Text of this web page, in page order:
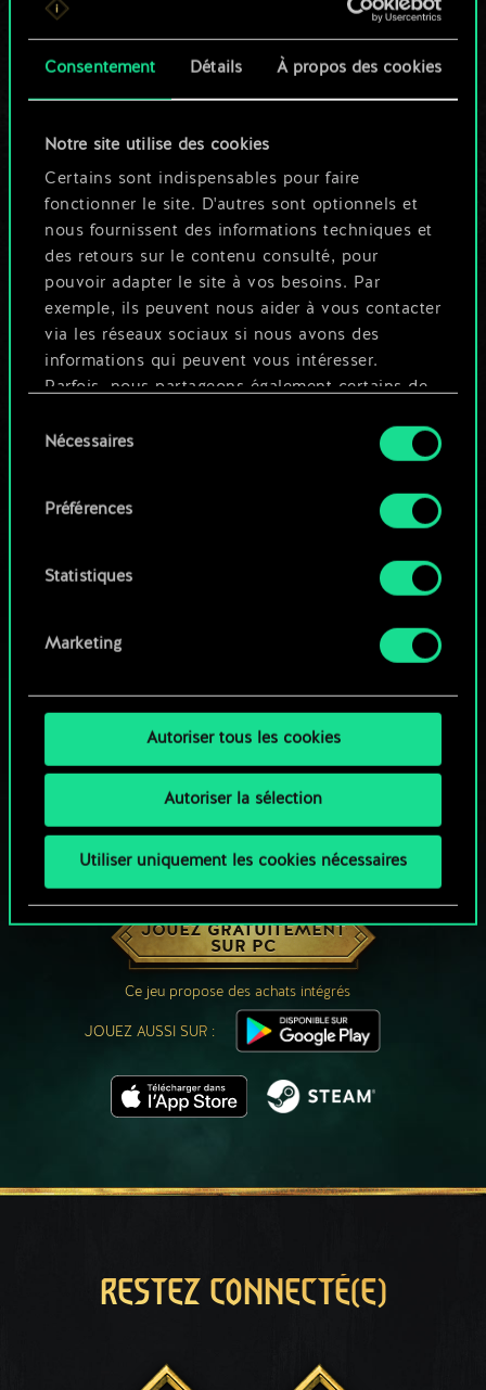
Consentement Détails À propos des cookies
Notre site utilise des cookies
Certains sont indispensables pour faire
fonctionner le site. D'autres sont optionnels et
nous fournissent des informations techniques et
des retours sur le contenu consulté, pour
pouvoir adapter le site à vos besoins. Par
exemple, ils peuvent nous aider à vous contacter
via les réseaux sociaux si nous avons des
informations qui peuvent vous intéresser.
Parfois, nous partageons également certains de
ces cookies optionnels ne seront appliqués
Vous pouvez consulter tous les détails sur notre
préférences dans le menu "Paramètres" ci-
duNécessaires
Préférences
Statistiques
Marketing
Autoriser tous les cookies
Autoriser la sélection
Utiliser uniquement les cookies nécessaires
n'est qu'un jeu de
cartes partagé.
Mais cela peut être
tellement plus !
Nommer ce jeu et créer un guide
OU
Parcourir les jeux de la communauté
UNE PETITE PARTIE DE GWENT ?
JOUEZ GRATUITEMENT
SUR PC
Ce jeu propose des achats intégrés
JOUEZ AUSSI SUR :
RESTEZ CONNECTÉ(E)